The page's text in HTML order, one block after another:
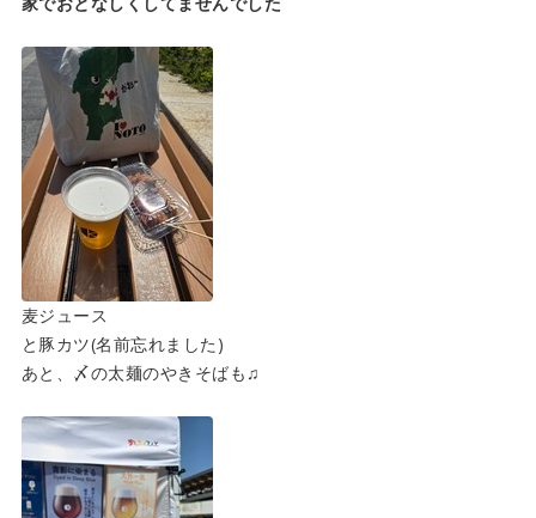
麦ジュース
と豚カツ(名前忘れました)
あと、〆の太麺のやきそばも♫